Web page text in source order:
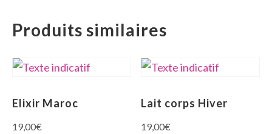
Produits similaires
Elixir Maroc
19,00€
Lait corps Hiver
19,00€